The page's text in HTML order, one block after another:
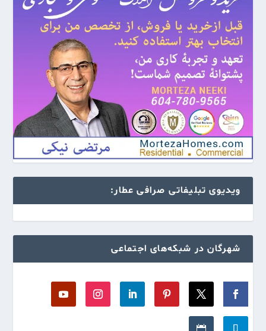
ویدیوی تبلیفاتی صرافی عطار:
شهرگان در شبکه‌های اجتماعی